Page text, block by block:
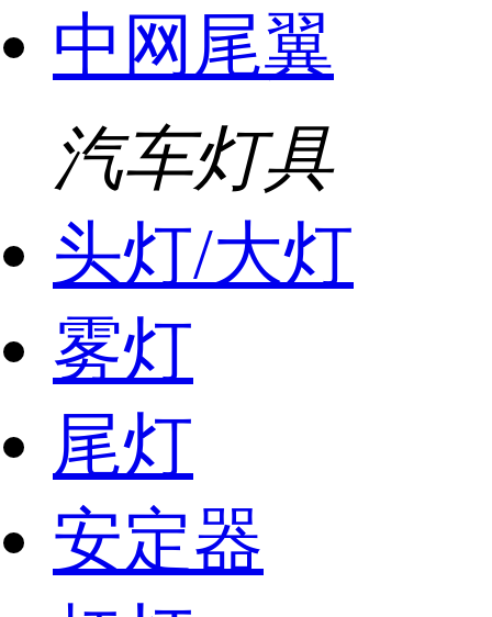
中网尾翼
汽车灯具
头灯/大灯
雾灯
尾灯
安定器